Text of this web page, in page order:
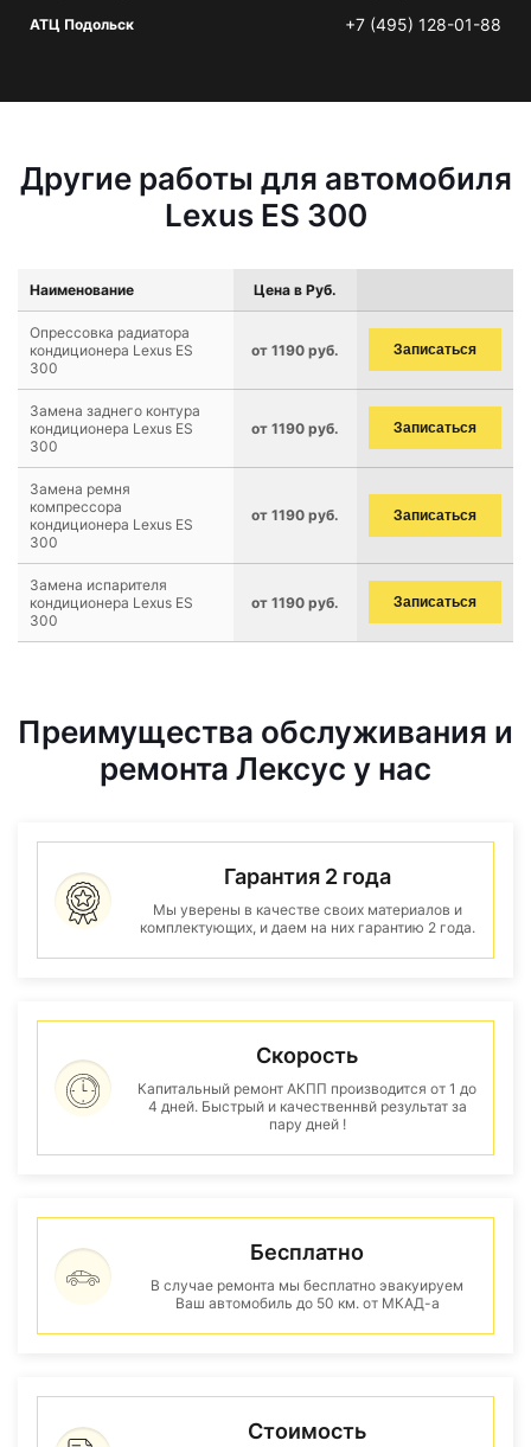
АТЦ Подольск +7 (495) 128-01-88
Другие работы для автомобиля
Lexus ES 300
Наименование Цена в Руб.
Опрессовка радиатора
кондиционера Lexus ES
300
от 1190 руб. Записаться
Замена заднего контура
кондиционера Lexus ES
300
от 1190 руб. Записаться
Замена ремня
компрессора
кондиционера Lexus ES
300
от 1190 руб. Записаться
Замена испарителя
кондиционера Lexus ES
300
от 1190 руб. Записаться
Преимущества обслуживания и
ремонта Лексус у нас
Гарантия 2 года
Мы уверены в качестве своих материалов и
комплектующих, и даем на них гарантию 2 года.
Скорость
Капитальный ремонт АКПП производится от 1 до
4 дней. Быстрый и качественнвй результат за
пару дней !
Бесплатно
В случае ремонта мы бесплатно эвакуируем
Ваш автомобиль до 50 км. от МКАД-а
Стоимость